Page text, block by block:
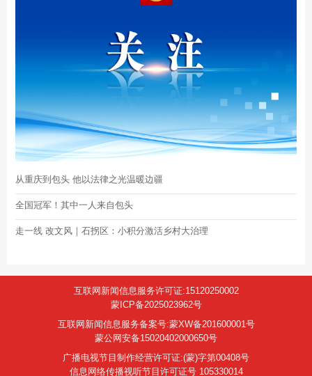
从重庆到包头 他以法律之光温暖边疆
全国冠军！其中一人来自包头
走一线 改文风｜石拐区：小积分激活乡村大治理
互联网新闻信息服务许可证:15120250002
蒙ICP备2025023962号
互联网新闻信息服务备案号:蒙XW备201600001号
蒙公网安备15020402000650号
广播电视节目制作经营许可证:(蒙)字第00408号
信息网络传播视听节目许可证号 105330014